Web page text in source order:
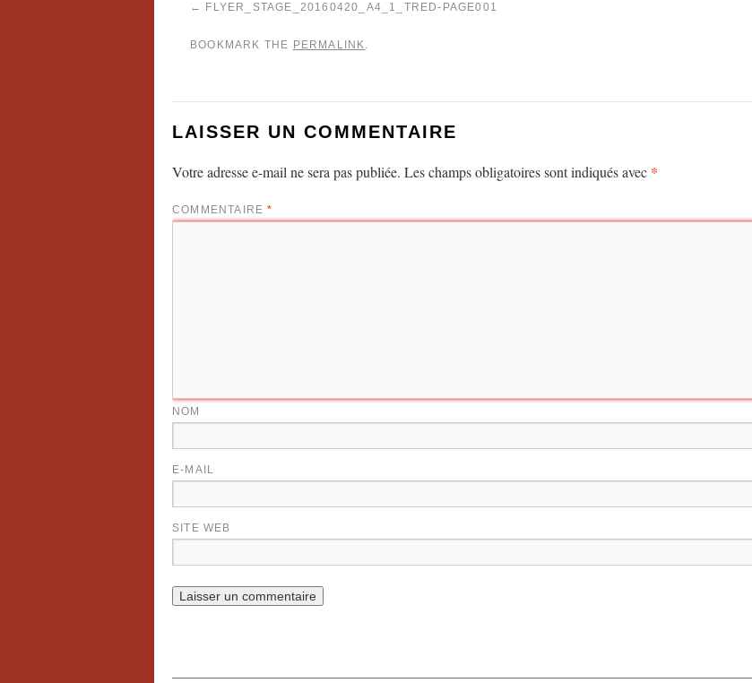
FLYER_STAGE_20160420_A4_1_TRED-PAGE001
BOOKMARK THE PERMALINK.
LAISSER UN COMMENTAIRE
Votre adresse e-mail ne sera pas publiée. Les champs obligatoires sont indiqués avec *
COMMENTAIRE*
NOM
E-MAIL
SITE WEB